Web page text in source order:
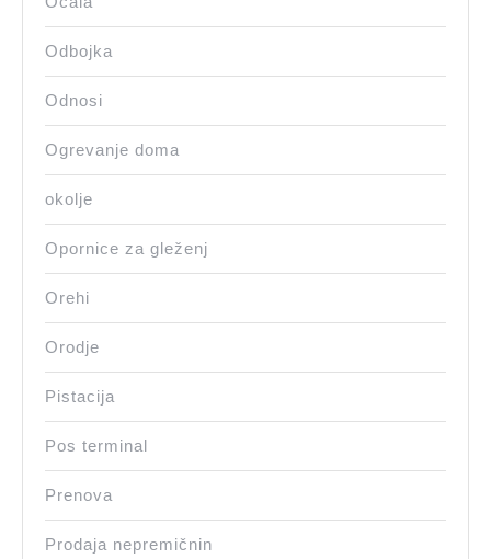
Odbojka
Odnosi
Ogrevanje doma
okolje
Opornice za gleženj
Orehi
Orodje
Pistacija
Pos terminal
Prenova
Prodaja nepremičnin